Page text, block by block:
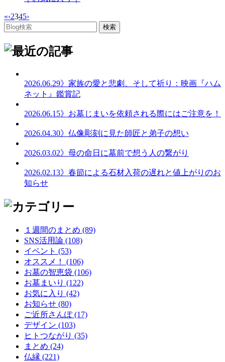
«‹2345›
2026.06.29》家族の愛と悲劇、そして祈り：映画『ハム
ネット』鑑賞記
2026.06.15》お墓じまいを依頼される際にはご注意を！
2026.04.30》仏像彫刻に見た師匠と弟子の想い
2026.03.02》母の命日に墓前で想う人の繋がり
2026.02.13》春節による石材入荷の遅れと値上がりのお
知らせ
１週間のまとめ (89)
SNS活用論 (108)
イベント (53)
オススメ！ (106)
お墓の智恵袋 (106)
お墓まいり (122)
お気に入り (42)
お知らせ (80)
ご近所さんぽ (17)
デザイン (103)
ヒトつながり (35)
まとめ (24)
仏縁 (221)